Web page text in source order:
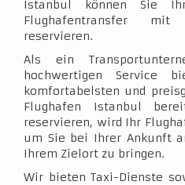
Istanbul können Sie
Flughafentransfer mit
reservieren.
Als ein
hochwertigen Service
komfortabelsten und
Flughafen Istanbul
reservieren, wird Ihr
um Sie bei Ihrer Ankunft
Ihrem Zielort zu bringen.
Wir bieten Taxi-Dienste